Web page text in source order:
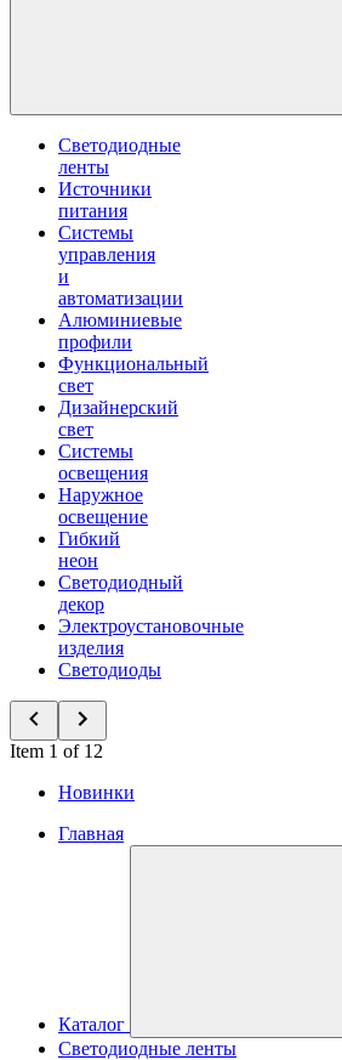
Светодиодные
ленты
Источники
питания
Системы
управления
и
автоматизации
Алюминиевые
профили
Функциональный
свет
Дизайнерский
свет
Системы
освещения
Наружное
освещение
Гибкий
неон
Светодиодный
декор
Электроустановочные
изделия
Светодиоды
Item 1 of 12
Новинки
Главная
Каталог
Светодиодные ленты